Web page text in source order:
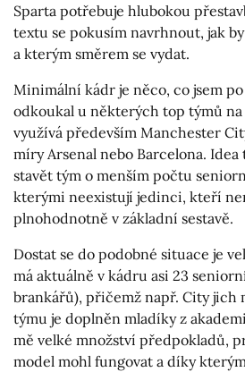
Sparta potřebuje hlubokou
textu se pokusím navrhnout, jak
a kterým směrem se vydat.
Minimální kádr je něco, co jsem
odkoukal u některých top týmů
využívá především Manchester
míry Arsenal nebo Barcelona.
stavět tým o menším počtu
kterými neexistují jedinci, kteří
plnohodnotně v základní sestavě.
Dostat se do podobné situace je
má aktuálně v kádru asi 23
brankářů), přičemž např. City jich
týmu je doplněn mladíky z
mě velké množství předpokladů,
model mohl fungovat a díky